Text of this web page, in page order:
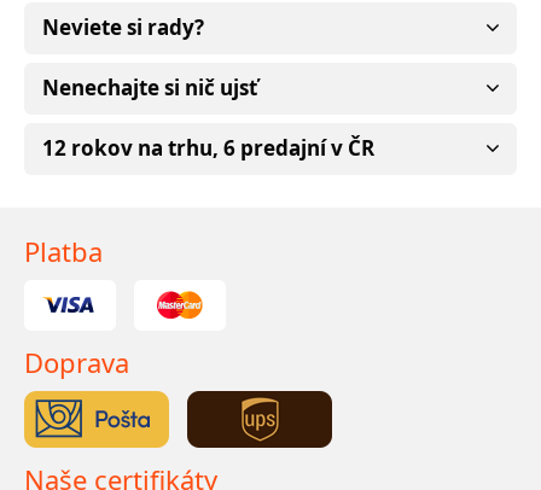
Neviete si rady?
Nenechajte si nič ujsť
12 rokov na trhu, 6 predajní v ČR
Platba
Doprava
Naše certifikáty